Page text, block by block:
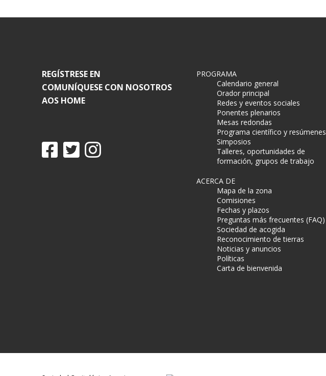
REGÍSTRESE EN
COMUNÍQUESE CON NOSOTROS
AOS HOME
PROGRAMA
Calendario general
Orador principal
Redes y eventos sociales
Ponentes plenarios
Mesas redondas
Programa científico y resúmenes
Simposios
Talleres, oportunidades de
formación, grupos de trabajo
ACERCA DE
Mapa de la zona
Comisiones
Fechas y plazos
Preguntas más frecuentes (FAQ)
Sociedad de acogida
Reconocimiento de tierras
Noticias y anuncios
Políticas
Carta de bienvenida